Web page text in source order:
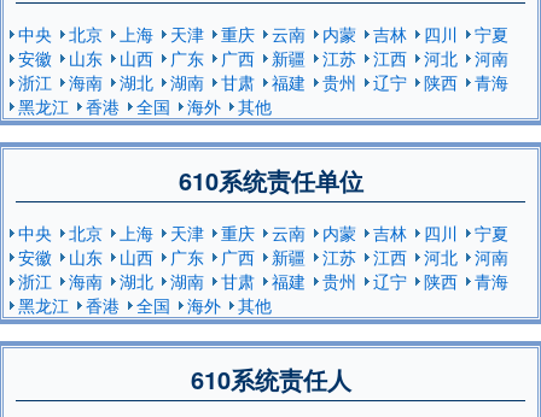
中央 北京 上海 天津 重庆 云南 内蒙 吉林 四川
宁夏
安徽
山东 山西 广东 广西 新疆 江苏 江西 河北
河南
浙江
海南 湖北 湖南 甘肃 福建 贵州 辽宁 陕西
青海
黑龙江
香港 全国 海外 其他
610系统责任单位
中央 北京 上海 天津 重庆 云南 内蒙 吉林 四川
宁夏
安徽
山东 山西 广东 广西 新疆 江苏 江西 河北
河南
浙江
海南 湖北 湖南 甘肃 福建 贵州 辽宁 陕西
青海
黑龙江
香港 全国 海外 其他
610系统责任人